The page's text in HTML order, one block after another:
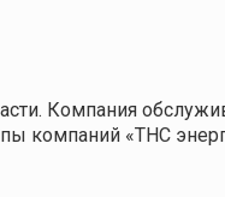
Компания
компаний «ТНС